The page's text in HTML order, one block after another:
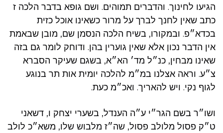
הגיעו לחינוך. והדברים תמוהים. ושם גופא בדבר הלכה ז
כתב שאין לחנך לברך על מרור כשאינו אוכל כזית
בכדא״פ. ובמקורו, בשיח הלכה הנסמן שם, מובן שבאמת
אין הדבר נכון אלא שאין גוערין בהן. ודוחק לומר גם בזה
שאינו מבחין, כנ״ל מד׳ הא״א, בשגם שעיקר הסברא
צ״ע. וראה אצלנו במ״מ להלכה יומית אות תר בנוגע
לגוף נקי. ויש להאריך. ואכ״מ כעת.
ושו״ר בשם הגר״י ע״ה הענדל, בשערי יצחק ו, דשאני
ט״ק פסול מלולב פסול, שה״ז מלבוש שלו, משא״כ לולב